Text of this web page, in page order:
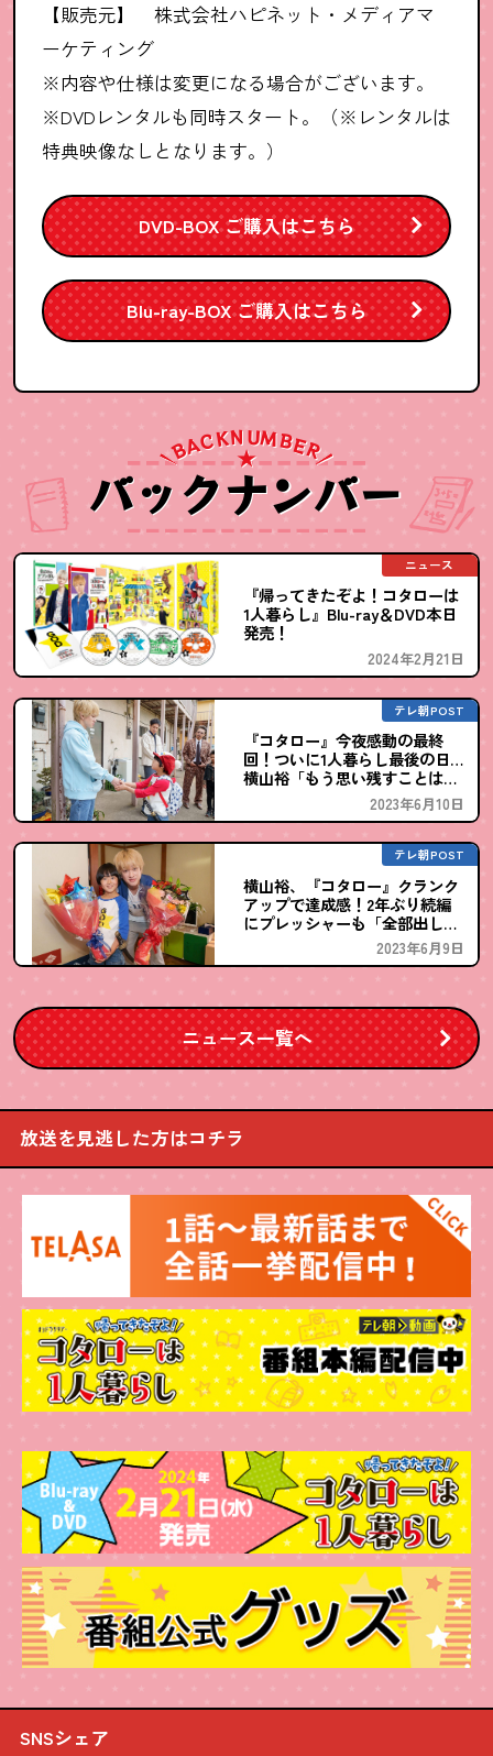
【販売元】 株式会社ハピネット・メディアマ
ーケティング
※内容や仕様は変更になる場合がございます。
※DVDレンタルも同時スタート。（※レンタルは
特典映像なしとなります。）
DVD-BOX ご購入はこちら
Blu-ray-BOX ご購入はこちら
BACKNUMBER
バックナンバー
ニュース
『帰ってきたぞよ！コタローは
1人暮らし』Blu-ray＆DVD本日
発売！
2024年2月21日
テレ朝POST
『コタロー』今夜感動の最終
回！ついに1人暮らし最後の日…
横山裕「もう思い残すことはな
2023年6月10日
テレ朝POST
横山裕、『コタロー』クランク
アップで達成感！2年ぶり続編
にプレッシャーも「全部出しき
2023年6月9日
ニュース一覧へ
放送を見逃した方はコチラ
SNSシェア